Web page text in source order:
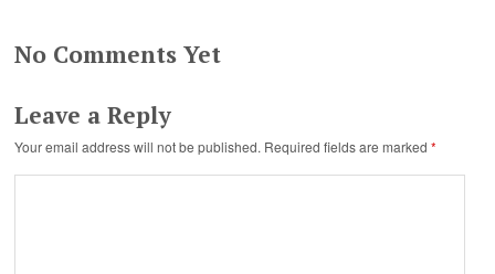
No Comments Yet
Leave a Reply
Your email address will not be published. Required fields are marked*